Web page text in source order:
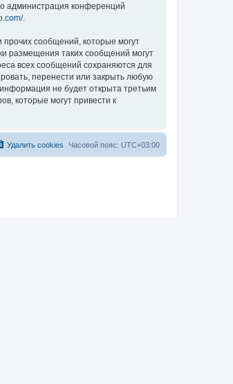
администрация конференций
.
сообщений, которые могут
размещения таких сообщений могут
всех сообщений сохраняются для
перенести или закрыть любую
не будет открыта третьим
которые могут привести к
Часовой пояс: UTC+03:00
Удалить cookies